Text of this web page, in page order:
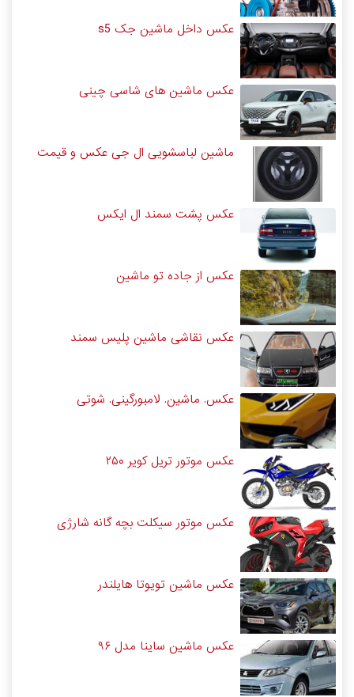
عکس داخل ماشین جک s5
عکس ماشین های شاسی چینی
ماشین لباسشویی ال جی عکس و قیمت
عکس پشت سمند ال ایکس
عکس از جاده تو ماشین
عکس نقاشی ماشین پلیس سمند
عکس. ماشین. لامبورگینی. شوتی
عکس موتور تریل کویر ۲۵۰
عکس موتور سیکلت بچه گانه شارژی
عکس ماشین تویوتا هایلندر
عکس ماشین ساینا مدل ۹۶